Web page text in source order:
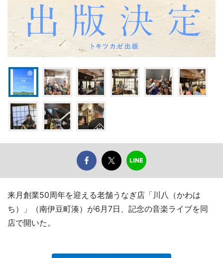
来月創業50周年を迎える老舗うなぎ店「川八（かわは
ち）」（南伊豆町湊）が6月7日、記念の音楽ライブを同
店で開いた。